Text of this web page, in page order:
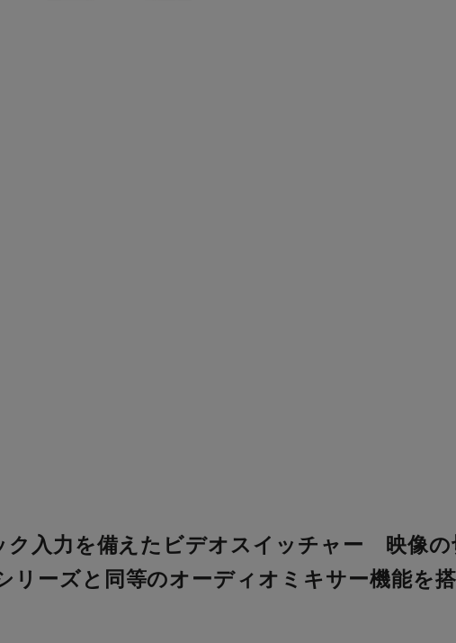
ク入力を備えたビデオスイッチャー 映像の
リーズと同等のオーディオミキサー機能を